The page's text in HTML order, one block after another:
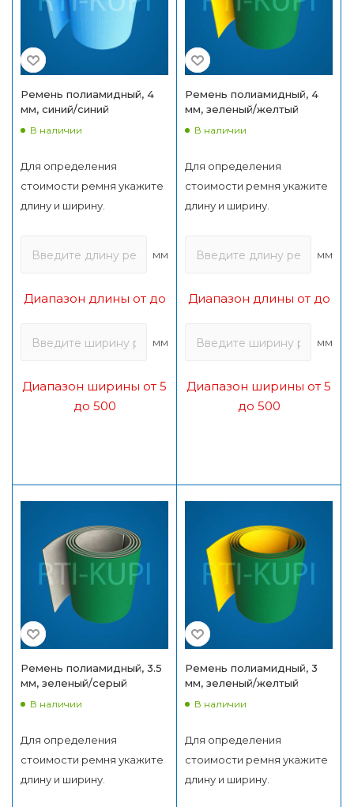
Ремень полиамидный, 4
мм, синий/синий
В наличии
Для определения
стоимости ремня укажите
длину и ширину.
мм
Диапазон длины от до
мм
Диапазон ширины от 5
до 500
Ремень полиамидный, 4
мм, зеленый/желтый
В наличии
Для определения
стоимости ремня укажите
длину и ширину.
мм
Диапазон длины от до
мм
Диапазон ширины от 5
до 500
Ремень полиамидный, 3.5
мм, зеленый/серый
В наличии
Для определения
стоимости ремня укажите
длину и ширину.
Ремень полиамидный, 3
мм, зеленый/желтый
В наличии
Для определения
стоимости ремня укажите
длину и ширину.